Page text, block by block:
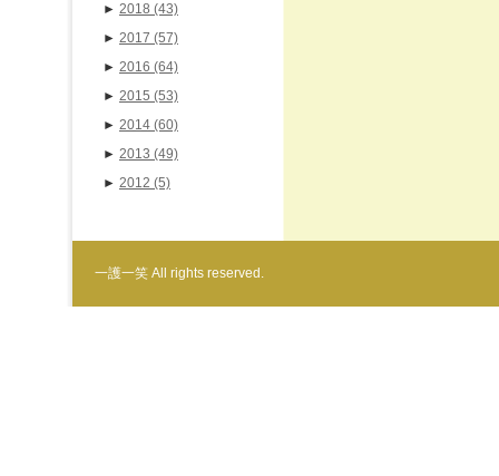
► 2018 (43)
► 2017 (57)
► 2016 (64)
► 2015 (53)
► 2014 (60)
► 2013 (49)
► 2012 (5)
一護一笑 All rights reserved.